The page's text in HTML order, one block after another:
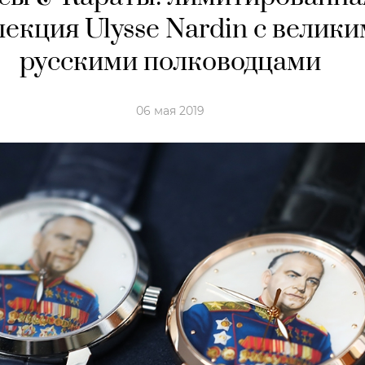
Ulysse Nardin с
русскими полководцами
06 мая 2019